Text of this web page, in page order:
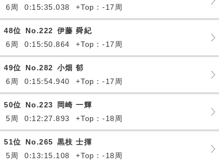
6周
0:15:35.038 +Top : -17周
48位 No.222 伊藤 舜紀
6周
0:15:50.864 +Top : -17周
49位 No.282 小畑 郁
6周
0:15:54.940 +Top : -17周
50位 No.223
岡崎 一輝
5周
0:12:27.893 +Top : -18周
51位 No.265 黒枝 士揮
5周
0:13:15.108 +Top : -18周